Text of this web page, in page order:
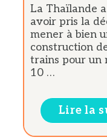
La Thaïlande
avoir pris la
mener à bien
construction
trains pour un
10 …
Lire la